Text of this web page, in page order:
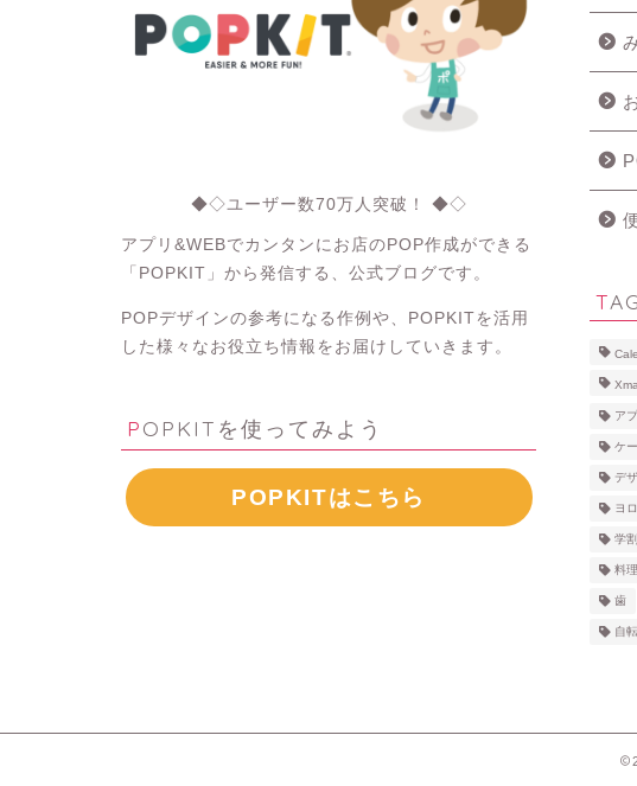
◆◇ユーザー数70万人突破！ ◆◇
アプリ&WEBでカンタンにお店のPOP作成ができる
「POPKIT」から発信する、公式ブログです。
POPデザインの参考になる作例や、POPKITを活用
した様々なお役立ち情報をお届けしていきます。
POPKITを使ってみよう
POPKITはこちら
TAG
ア
ケ
デ
ヨ
学割
料理
歯
自